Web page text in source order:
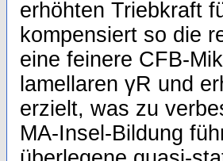
erhöhten Triebkraft
kompensiert so die
eine feinere CFB-
lamellaren γR und
erzielt, was zu
MA-Insel-Bildung